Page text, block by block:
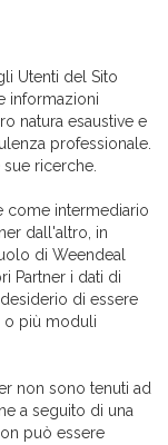
Utenti del Sito
informazioni
natura esaustive e
professionale.
ricerche.
come intermediario
dall'altro, in
di Weendeal
Partner i dati di
di essere
o più moduli
non sono tenuti ad
a seguito di una
può essere